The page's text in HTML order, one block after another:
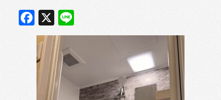
F
a
c
e
b
X Li
n